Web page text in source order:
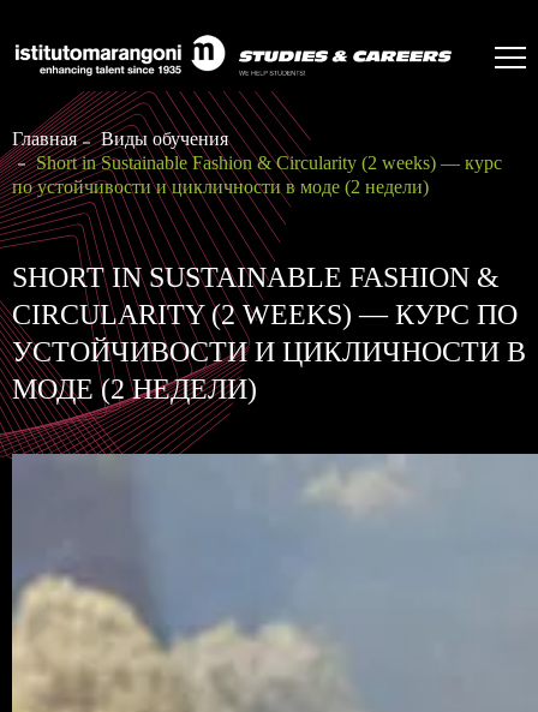
Главная
Виды обучения
Short in Sustainable Fashion & Circularity (2 weeks) — курс
по устойчивости и цикличности в моде (2 недели)
SHORT IN SUSTAINABLE FASHION &
CIRCULARITY (2 WEEKS) — КУРС ПО
УСТОЙЧИВОСТИ И ЦИКЛИЧНОСТИ В
МОДЕ (2 НЕДЕЛИ)